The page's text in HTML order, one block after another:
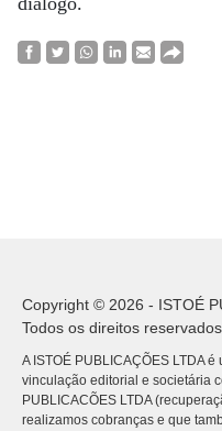
Copyright © 2026 - ISTOÉ
Todos os direitos reservados.
A ISTOÉ PUBLICAÇÕES LTDA
vinculação editorial e societária
PUBLICACÕES LTDA
realizamos cobranças e que